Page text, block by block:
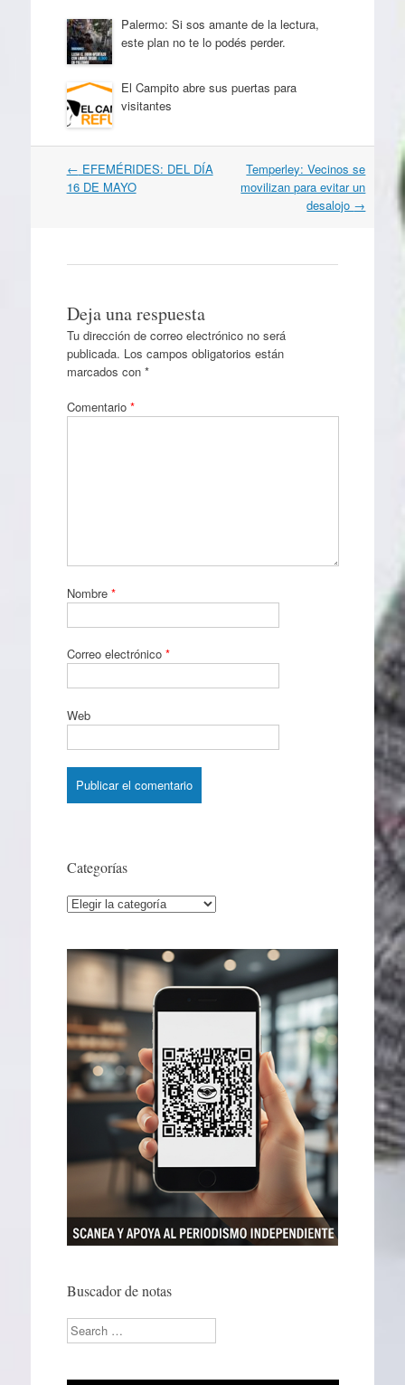
Palermo: Si sos amante de la lectura,
este plan no te lo podés perder.
El Campito abre sus puertas para
visitantes
Navegación
por
← EFEMÉRIDES: DEL DÍA
16 DE MAYO
Temperley: Vecinos se
movilizan para evitar un
desalojo →
Deja una respuesta
Tu dirección de correo electrónico no será
publicada. Los campos obligatorios están
marcados con *
Comentario *
Nombre *
Correo electrónico *
Web
Categorías
Categorías
Buscador de notas
Search